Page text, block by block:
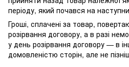
періоду, який почався на
Гроші, сплачені за товар,
розірвання договору, а в разі
у день розірвання договору — в
домовленістю сторін, але не